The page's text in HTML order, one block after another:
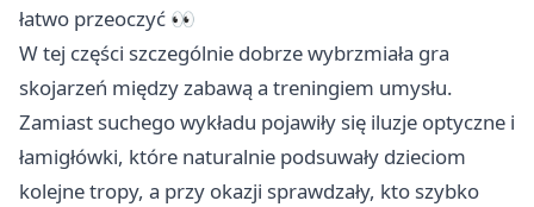
łatwo przeoczyć 👀
W tej części szczególnie dobrze wybrzmiała gra
skojarzeń między zabawą a treningiem umysłu.
Zamiast suchego wykładu pojawiły się iluzje optyczne i
łamigłówki, które naturalnie podsuwały dzieciom
kolejne tropy, a przy okazji sprawdzały, kto szybko